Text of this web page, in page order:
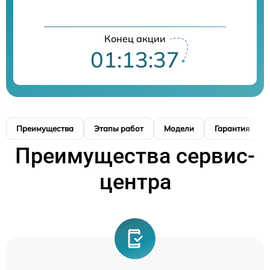
Конец акции
01:13:37
Преимущества Этапы работ Модели Гарантия
Преимущества сервис-
центра